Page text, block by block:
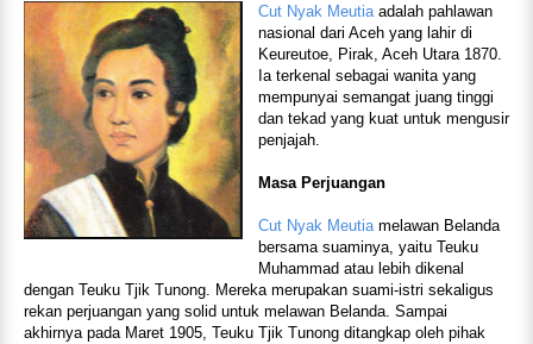
Cut Nyak Meutiaadalah pahlawan
nasional dari Aceh yang lahir di
Keureutoe, Pirak, Aceh Utara 1870.
Ia terkenal sebagai wanita yang
mempunyai semangat juang tinggi
dan tekad yang kuat untuk mengusir
penjajah.
Masa Perjuangan
Cut Nyak Meutiamelawan Belanda
bersama suaminya, yaitu Teuku
Muhammad atau lebih dikenal
dengan Teuku Tjik Tunong. Mereka merupakan suami-istri sekaligus
rekan perjuangan yang solid untuk melawan Belanda. Sampai
akhirnya pada Maret 1905, Teuku Tjik Tunong ditangkap oleh pihak